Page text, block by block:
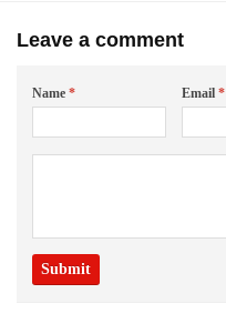
Leave a comment
Name * Email*